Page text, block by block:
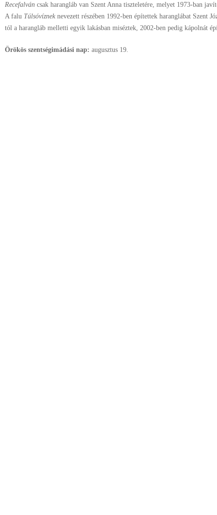
Recefalván csak harangláb van Szent Anna tiszteletére, melyet 1973-ban
A falu Túlsóvíznek nevezett részében 1992-ben építettek haranglábat Szent
tól a harangláb melletti egyik lakásban miséztek, 2002-ben pedig kápolnát
Örökös szentségimádási nap: augusztus 19.